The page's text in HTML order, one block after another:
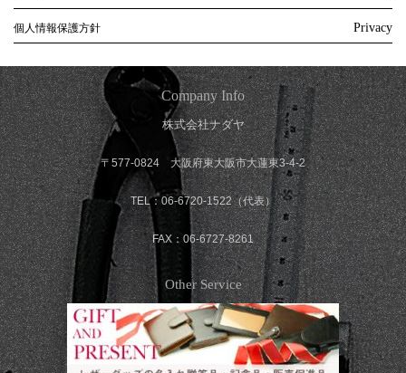
個人情報保護方針 Privacy
Company Info
株式会社ナダヤ
〒577-0824 大阪府東大阪市大蓮東3-4-2
TEL：06-6720-1522（代表）
FAX：06-6727-8261
Other Service